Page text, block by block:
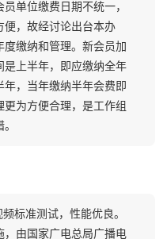
单位缴费日期不统一，
便，故经讨论出台本办
缴纳和管理。新会员加
是上半年，即应缴纳全年
，当年缴纳半年会费即
更为方便合理，是工作组
标准测试，性能优良。
，由国家广电总局广播电